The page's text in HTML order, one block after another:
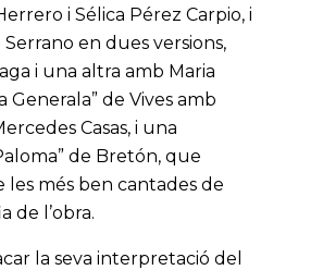
i Sélica Pérez Carpio, i
Serrano en dues versions,
i una altra amb Maria
Generala” de Vives amb
Casas, i una
de Bretón, que
les més ben cantades de
de l’obra.
la seva interpretació del